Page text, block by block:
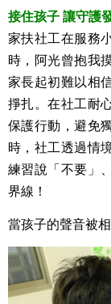
接住孩子 讓守護
家扶社工在服務
時，阿光曾抱我
家長起初難以相
掙扎。在社工耐
保護行動，避免
時，社工透過情
練習說「不要」
界線！
當孩子的聲音被